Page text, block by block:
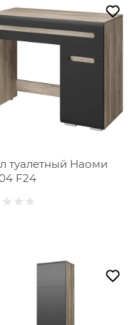
туалетный Наоми
F24